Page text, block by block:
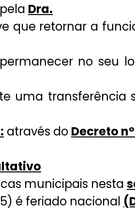
Dra.
que retornar a
no seu
uma transferência
através do Decreto nº
municipais nesta
é feriado nacional